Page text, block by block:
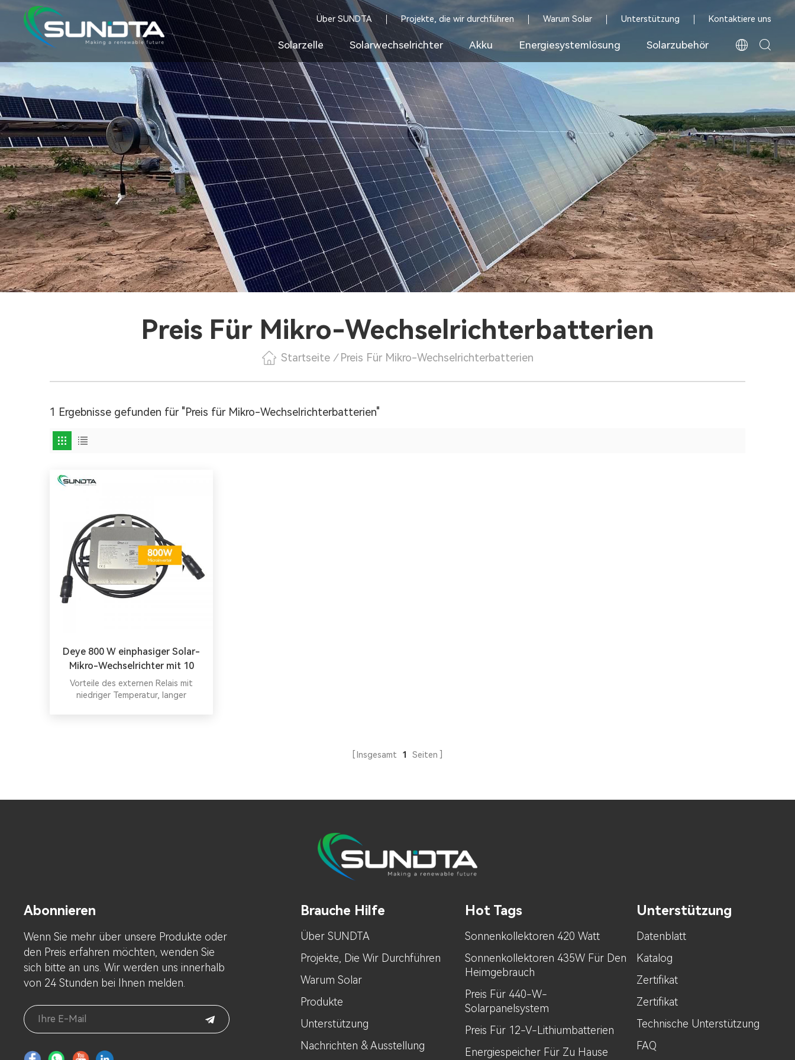
Über SUNDTA Projekte, die wir durchführen Warum Solar Unterstützung Kontaktiere uns
Solarzelle Solarwechselrichter Akku Energiesystemlösung Solarzubehör
Preis Für Mikro-Wechselrichterbatterien
Startseite / Preis Für Mikro-Wechselrichterbatterien
1 Ergebnisse gefunden für "Preis für Mikro-Wechselrichterbatterien"
Deye 800 W einphasiger Solar-
Mikro-Wechselrichter mit 10
Jahren Garantie
Vorteile des externen Relais mit
niedriger Temperatur, langer
Insgesamt 1 Seiten
Abonnieren
Wenn Sie mehr über unsere Produkte oder
den Preis erfahren möchten, wenden Sie
sich bitte an uns. Wir werden uns innerhalb
von 24 Stunden bei Ihnen melden.
Brauche Hilfe
Über SUNDTA
Projekte, Die Wir Durchführen
Warum Solar
Produkte
Unterstützung
Nachrichten & Ausstellung
Hot Tags
Sonnenkollektoren 420 Watt
Sonnenkollektoren 435W Für Den
Heimgebrauch
Preis Für 440-W-
Solarpanelsystem
Preis Für 12-V-Lithiumbatterien
Energiespeicher Für Zu Hause
Unterstützung
Datenblatt
Katalog
Zertifikat
Zertifikat
Technische Unterstützung
FAQ